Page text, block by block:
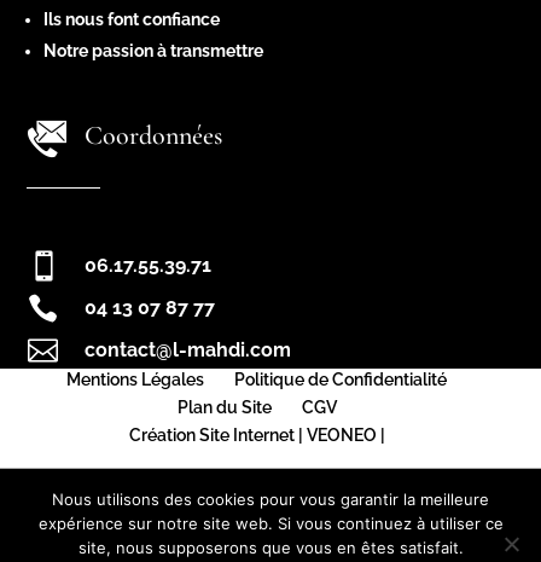
Ils nous font confiance
Notre passion à transmettre
Coordonnées
 06.17.55.39.71
 04 13 07 87 77
 contact@l-mahdi.com
Mentions Légales
Politique de Confidentialité
Plan du Site
CGV
Création Site Internet | VEONEO |
Nous utilisons des cookies pour vous garantir la meilleure
expérience sur notre site web. Si vous continuez à utiliser ce
site, nous supposerons que vous en êtes satisfait.